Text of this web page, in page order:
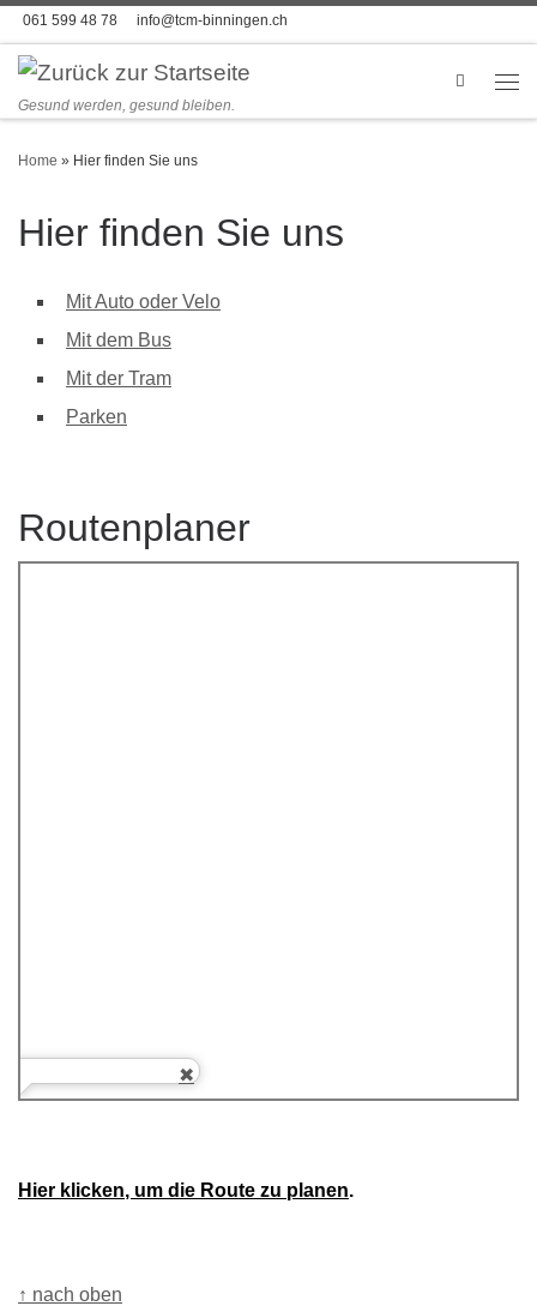
Zum Inhalt springen
061 599 48 78 info@tcm-binningen.ch
Gesund werden, gesund bleiben.
Search
Home » Hier finden Sie uns
Hier finden Sie uns
Mit Auto oder Velo
Mit dem Bus
Mit der Tram
Parken
Routenplaner
Hier klicken, um die Route zu planen.
↑ nach oben